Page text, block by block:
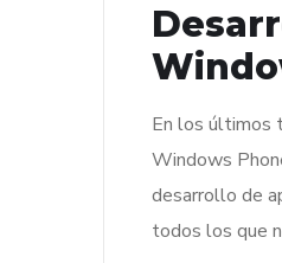
En los últimos
Windows
desarrollo de
todos los que